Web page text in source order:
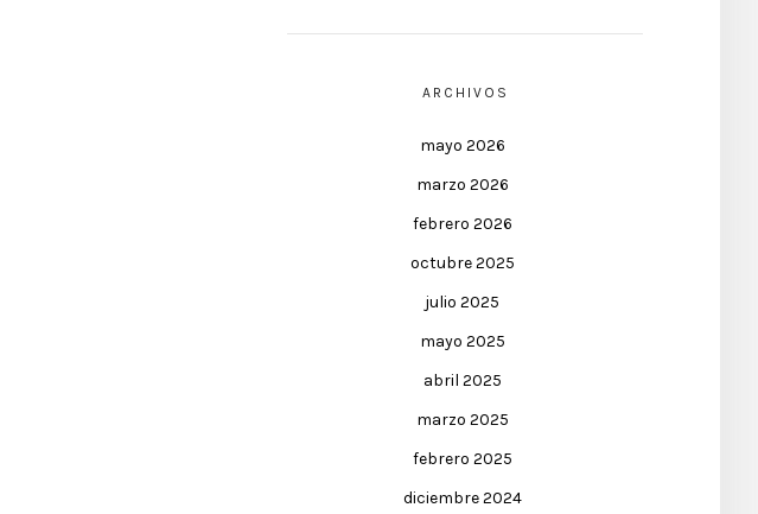
ARCHIVOS
mayo 2026
marzo 2026
febrero 2026
octubre 2025
julio 2025
mayo 2025
abril 2025
marzo 2025
febrero 2025
diciembre 2024